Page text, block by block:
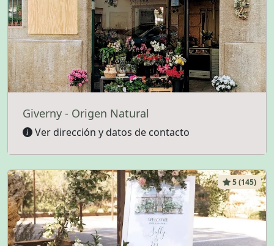
Giverny - Origen Natural
Ver dirección y datos de contacto
5 (145)